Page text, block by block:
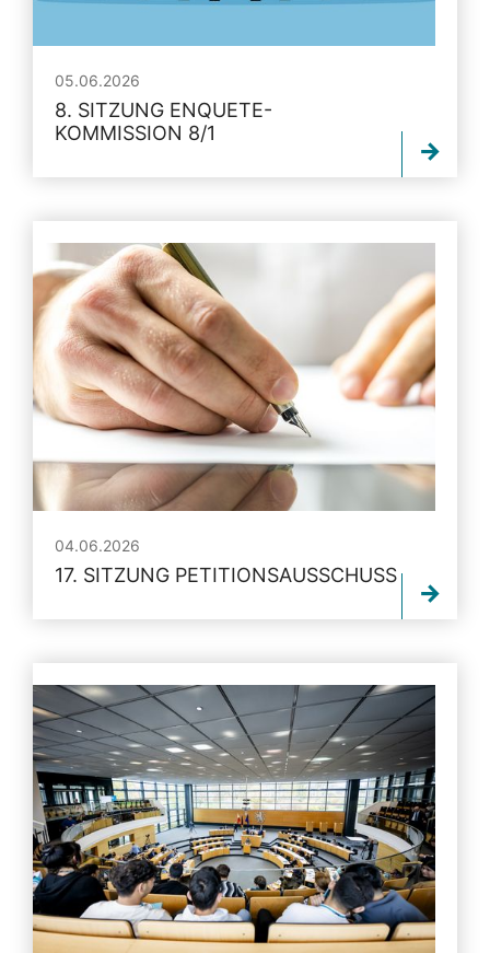
05.06.2026
8. SITZUNG ENQUETE-
KOMMISSION 8/1
04.06.2026
17. SITZUNG PETITIONSAUSSCHUSS